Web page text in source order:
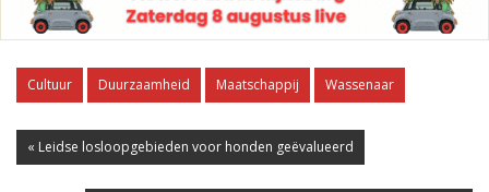
Cultuur Duurzaamheid Maatschappij Wassenaar
« Leidse losloopgebieden voor honden geëvalueerd